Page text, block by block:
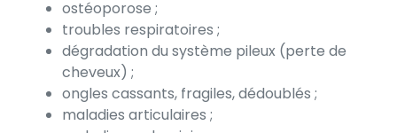
ostéoporose ;
troubles respiratoires ;
dégradation du système pileux (perte de
cheveux) ;
ongles cassants, fragiles, dédoublés ;
maladies articulaires ;